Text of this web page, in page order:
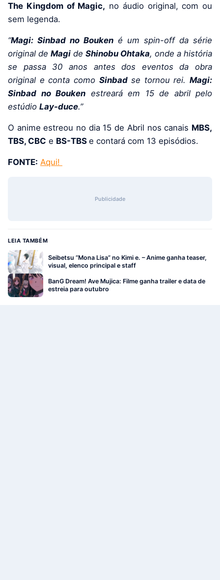
The Kingdom of Magic, no áudio original, com ou
sem legenda.
“Magi: Sinbad no Bouken é um spin-off da série
original de Magi de Shinobu Ohtaka, onde a história
se passa 30 anos antes dos eventos da obra
original e conta como Sinbadse tornou rei. Magi:
Sinbad no Bouken estreará em 15 de abril pelo
estúdio Lay-duce.”
O anime estreou no dia 15 de Abril nos canais MBS,
TBS, CBC e BS-TBS e contará com 13 episódios.
FONTE: Aqui!
Publicidade
LEIA TAMBÉM
Seibetsu “Mona Lisa” no Kimi e. – Anime ganha teaser,
visual, elenco principal e staff
BanG Dream! Ave Mujica: Filme ganha trailer e data de
estreia para outubro